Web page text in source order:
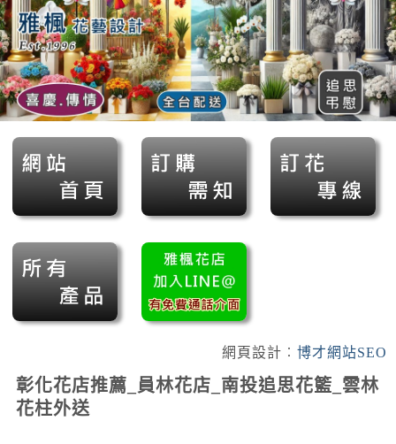
網頁設計︰ 博才網站SEO
彰化花店推薦_員林花店_南投追思花籃_雲林
花柱外送